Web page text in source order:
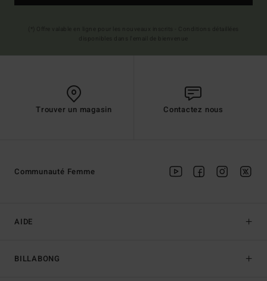
Trouver un magasin Contactez nous
AIDE
BILLABONG
Communauté Femme